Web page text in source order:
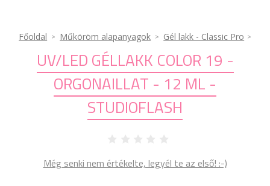
Főoldal Műköröm alapanyagok Gél lakk - Classic Pro
UV/LED GÉLLAKK COLOR 19 -
ORGONAILLAT - 12 ML -
STUDIOFLASH
Még senki nem értékelte, legyél te az első! :-)